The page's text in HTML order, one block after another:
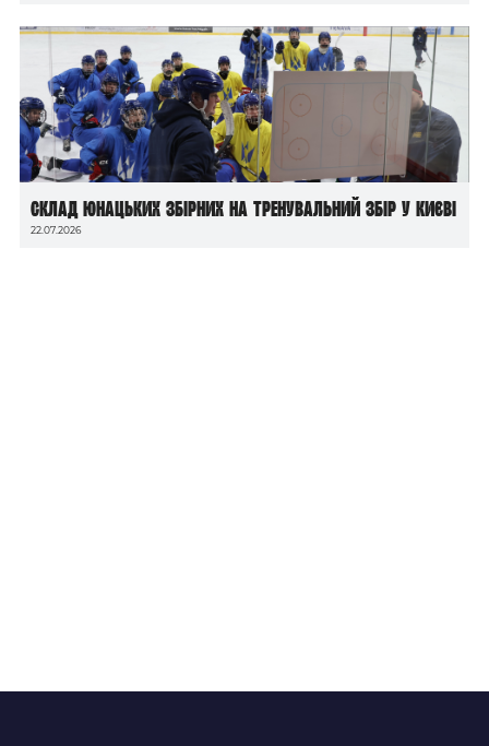
Склад юнацьких збірних на тренувальний збір у Києві
22.07.2026